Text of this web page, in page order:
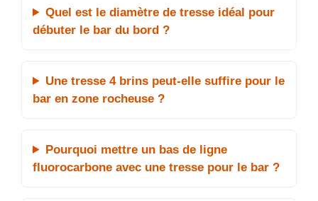
Quel est le diamètre de tresse idéal pour
débuter le bar du bord ?
Une tresse 4 brins peut-elle suffire pour le
bar en zone rocheuse ?
Pourquoi mettre un bas de ligne
fluorocarbone avec une tresse pour le bar ?